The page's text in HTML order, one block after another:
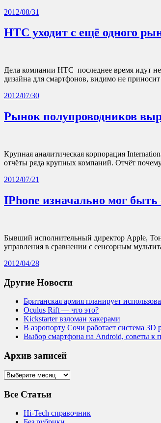
2012/08/31
HTC уходит с ещё одного
Дела компании HTC последнее время идут
дизайна для смартфонов, видимо не
2012/07/30
Рынок полупроводников
Крупная аналитическая корпорация
отчёты ряда крупных компаний. Отчёт
2012/07/21
IPhone изначально мог
Бывший исполнительный директор Apple,
управления в сравнении с сенсорным
2012/04/28
Другие Новости
Британская армия планирует
Oculus Rift — что это?
Kickstarter взломан хакерами
В аэропорту Сочи работает система 3D
Выбор смартфона на Android, советы к
Архив записей
Архив
Все Статьи
Hi-Tech справочник